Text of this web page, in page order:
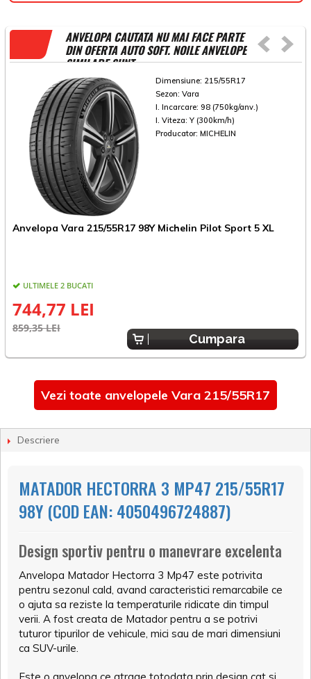
ANVELOPA CAUTATA NU MAI FACE PARTE
DIN OFERTA AUTO SOFT. NOILE ANVELOPE
SIMILARE SUNT
Dimensiune: 215/55R17
Sezon: Vara
I. Incarcare: 98 (750kg/anv.)
I. Viteza: Y (300km/h)
Producator: MICHELIN
Anvelopa Vara 215/55R17 98Y Michelin Pilot Sport 5 XL
ULTIMELE 2 BUCATI
744,77 LEI
859,35 LEI
Cumpara
Vezi toate anvelopele Vara 215/55R17
Descriere
MATADOR HECTORRA 3 MP47 215/55R17
98Y (COD EAN: 4050496724887)
Design sportiv pentru o manevrare excelenta
Anvelopa Matador Hectorra 3 Mp47 este potrivita
pentru sezonul cald, avand caracteristici remarcabile ce
o ajuta sa reziste la temperaturile ridicate din timpul
verii. A fost creata de Matador pentru a se potrivi
tuturor tipurilor de vehicule, mici sau de mari dimensiuni
ca SUV-urile.